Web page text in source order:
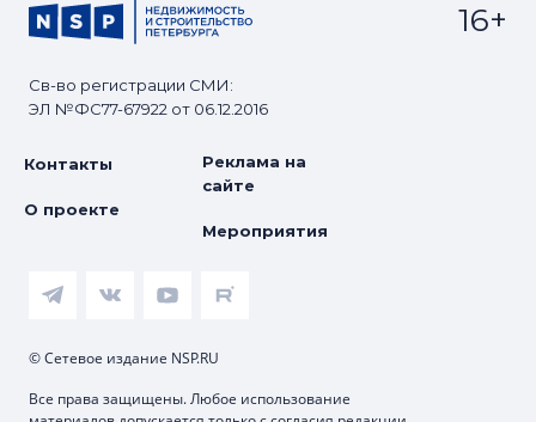
Св-во регистрации СМИ:
ЭЛ №ФС77-67922 от 06.12.2016
16+
Контакты
О проекте
Реклама на
сайте
Мероприятия
© Сетевое издание NSP.RU
Все права защищены. Любое использование